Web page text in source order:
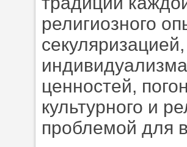
религиозного
ценностей,
культурного и
проблемой для